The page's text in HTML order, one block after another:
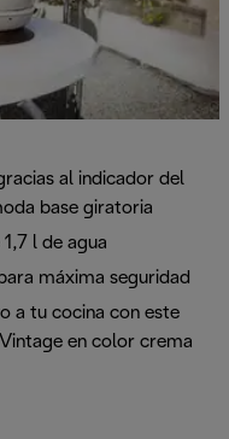
al indicador del
base giratoria
l de agua
máxima seguridad
a tu cocina con este
en color crema